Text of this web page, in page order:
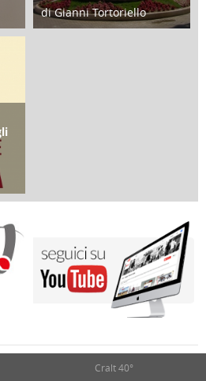
di Gianni Tortoriello
Cralt 40°